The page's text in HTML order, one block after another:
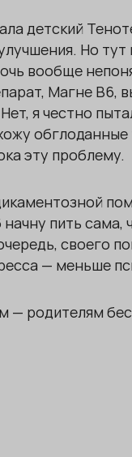
детский
Но
вообще
Магне В6,
я честно
эту проблему.
пить
своего
— меньше
— родителям